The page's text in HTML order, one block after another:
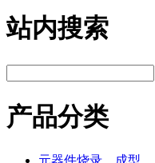
站内搜索
产品分类
元器件烧录、成型